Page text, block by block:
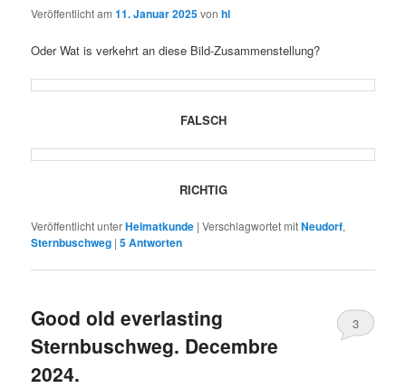
Veröffentlicht am11. Januar 2025vonhl
Oder Wat is verkehrt an diese Bild-Zusammenstellung?
FALSCH
RICHTIG
Veröffentlicht unterHeimatkunde |Verschlagwortet mitNeudorf,
Sternbuschweg |5Antworten
Good old everlasting
Sternbuschweg. Decembre
2024.
3